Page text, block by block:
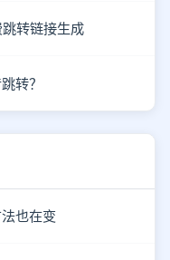
转链接生成
转？
也在变